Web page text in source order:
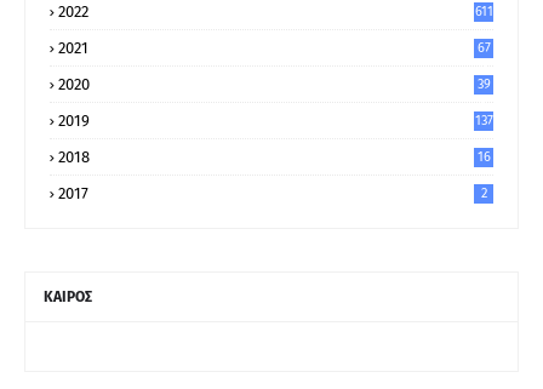
2022 611
2021
67
2020
39
2019 137
2018 16
2017 2
ΚΑΙΡΟΣ